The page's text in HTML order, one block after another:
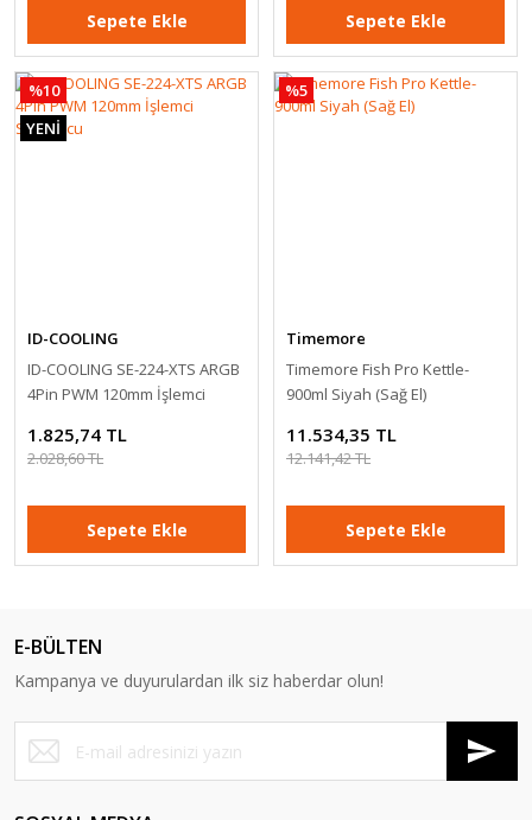
Simagic
Simagic Alpha Evo Sport GT NEO P500 Formula Bundle
75.499,00 TL
Sepete Ekle Sepete Ekle
%10
YENİ
ID-COOLING
ID-COOLING SE-224-XTS ARGB
4Pin PWM 120mm İşlemci
1.825,74 TL
2.028,60 TL
Sepete Ekle
%5
Timemore
Timemore Fish Pro Kettle-
900ml Siyah (Sağ El)
11.534,35 TL
12.141,42 TL
Sepete Ekle
E-BÜLTEN
Kampanya ve duyurulardan ilk siz haberdar olun!